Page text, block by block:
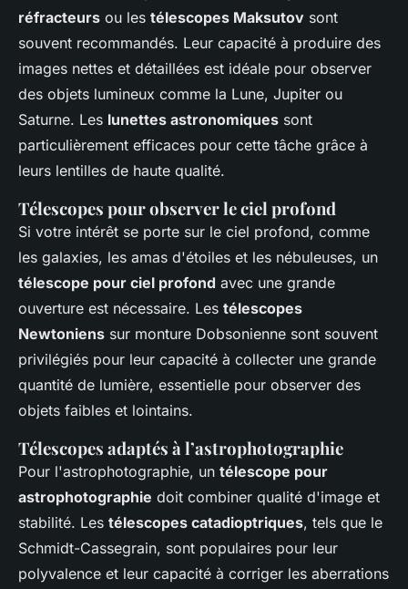
réfracteurs ou les télescopes Maksutov sont
souvent recommandés. Leur capacité à produire des
images nettes et détaillées est idéale pour observer
des objets lumineux comme la Lune, Jupiter ou
Saturne. Les lunettes astronomiques sont
particulièrement efficaces pour cette tâche grâce à
leurs lentilles de haute qualité.
Télescopes pour observer le ciel profond
Si votre intérêt se porte sur le ciel profond, comme
les galaxies, les amas d'étoiles et les nébuleuses, un
télescope pour ciel profond avec une grande
ouverture est nécessaire. Les télescopes
Newtoniens sur monture Dobsonienne sont souvent
privilégiés pour leur capacité à collecter une grande
quantité de lumière, essentielle pour observer des
objets faibles et lointains.
Télescopes adaptés à l’astrophotographie
Pour l'astrophotographie, un télescope pour
astrophotographie doit combiner qualité d'image et
stabilité. Les télescopes catadioptriques, tels que le
Schmidt-Cassegrain, sont populaires pour leur
polyvalence et leur capacité à corriger les aberrations